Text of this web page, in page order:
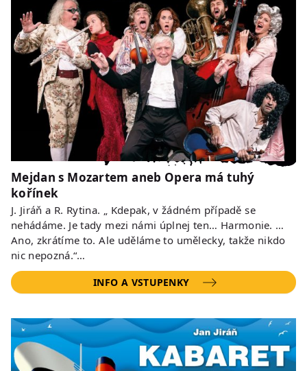
Mejdan s Mozartem aneb Opera má tuhý
kořínek
J. Jiráň a R. Rytina. „ Kdepak, v žádném případě se
nehádáme. Je tady mezi námi úplnej ten… Harmonie. …
Ano, zkrátíme to. Ale uděláme to umělecky, takže nikdo
nic nepozná.“…
INFO A VSTUPENKY